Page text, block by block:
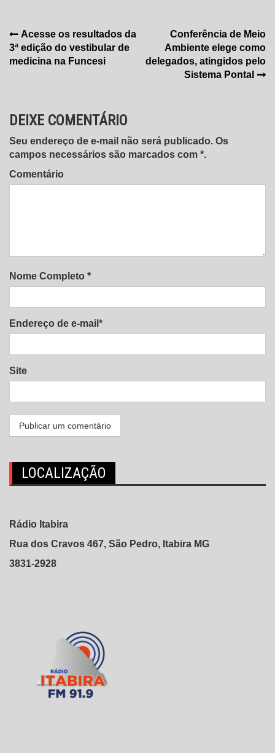
Navegação
de
Acesse os resultados da
3ª edição do vestibular de
medicina na Funcesi
Conferência de Meio
Ambiente elege como
delegados, atingidos pelo
Sistema Pontal
DEIXE COMENTÁRIO
Seu endereço de e-mail não será publicado. Os
campos necessários são marcados com *.
Comentário
Nome Completo *
Endereço de e-mail*
Site
LOCALIZAÇÃO
Rádio Itabira
Rua dos Cravos 467, São Pedro, Itabira MG
3831-2928